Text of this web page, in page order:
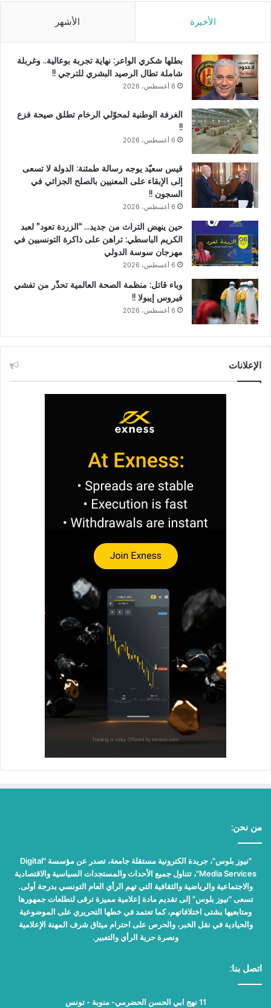
الأخيرة الأشهر
بطلها شكري الواعر: نهاية تجربة بوعالية.. وغربلة
شاملة تطال الرصيد البشري للترجي !!
6 أغسطس، 2026
الغرفة الوطنية لمحوّلي الرخام تطلق صيحة فزع
!!
6 أغسطس، 2026
قيس سعيّد يوجه رسالة طمئنة: الدولة لا تسعى
إلى الإبقاء على المعنيين بالصلح الجزائي في
السجون !!
6 أغسطس، 2026
حين ينهض التراث من جديد… “الزردة تعود” لعبد
الكريم الباسطي: تراهن على ذاكرة التونسيين في
مهرجان سوسة الدولي
6 أغسطس، 2026
وباء قاتل: منظمة الصحة العالمية تحذّر من تفشي
فيروس إيبولا !!
6 أغسطس، 2026
الإعلانات
من نحن:
"نيوز بلوس"، جريدة الكترونية مستقلة جامعة، تصدر عن مؤسسة "Digital
Media Services"، تتناول جميع الأحداث والمستجدات السياسية والاقتصادية
والاجتماعية والرياضية والثقافية التي تهم الرأي العام التونسي بدرجة أولى.
تسعى "نيوز بلوس" إلى تقديم مادة إعلامية مميزة ترقى لتطلعات جمهورها
ومتابعيها بشتى اختلافاتهم، كما تعتمد في خطها التحريري على الموضوعية
والحيادية في نقل الخبر، والحرص على احترام ميثاق شرف المهنة الإعلامية
ونصرة حرية الرأي والتعبير.
اتصل بنا:
11 نهج ابي الحسن الحضرمي- منوبة - تونس